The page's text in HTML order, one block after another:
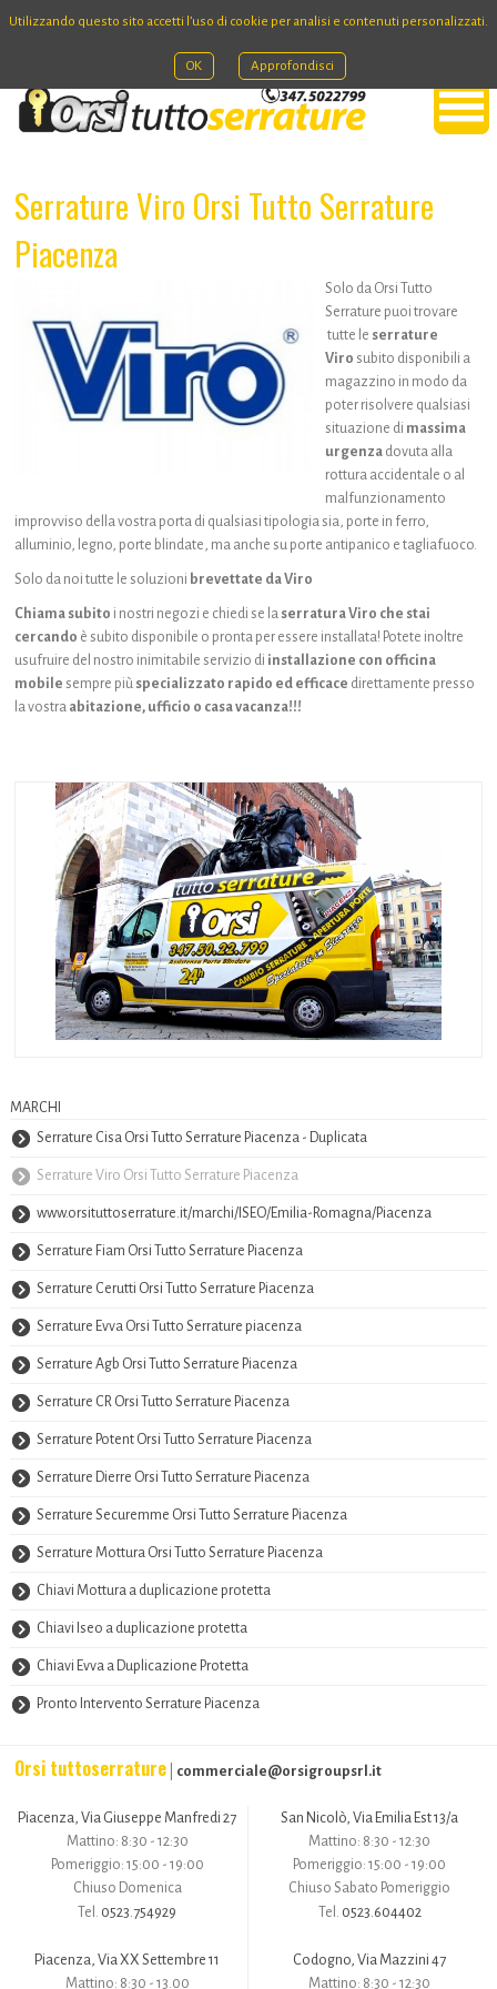
Utilizzando questo sito accetti l’uso di cookie per analisi e contenuti personalizzati.
OK Approfondisci
Serrature Viro Orsi Tutto Serrature
Piacenza
Solo da Orsi Tutto
Serrature puoi trovare
tutte le serrature
Viro subito disponibili a
magazzino in modo da
poter risolvere qualsiasi
situazione di massima
urgenza dovuta alla
rottura accidentale o al
malfunzionamento
improvviso della vostra porta di qualsiasi tipologia sia, porte in ferro,
alluminio, legno, porte blindate, ma anche su porte antipanico e tagliafuoco.
Solo da noi tutte le soluzioni brevettate daViro
Chiama subito i nostri negozi e chiedi se la serratura Viro che stai
cercando è subito disponibile o pronta per essere installata! Potete inoltre
usufruire del nostro inimitabile servizio di installazione con officina
mobile sempre più specializzato rapido ed efficace direttamente presso
la vostra abitazione, ufficio o casa vacanza!!!
MARCHI
Serrature Cisa Orsi Tutto Serrature Piacenza - Duplicata
Serrature Viro Orsi Tutto Serrature Piacenza
www.orsituttoserrature.it/marchi/ISEO/Emilia-Romagna/Piacenza
Serrature Fiam Orsi Tutto Serrature Piacenza
Serrature Cerutti Orsi Tutto Serrature Piacenza
Serrature Evva Orsi Tutto Serrature piacenza
Serrature Agb Orsi Tutto Serrature Piacenza
Serrature CR Orsi Tutto Serrature Piacenza
Serrature Potent Orsi Tutto Serrature Piacenza
Serrature Dierre Orsi Tutto Serrature Piacenza
Serrature Securemme Orsi Tutto Serrature Piacenza
Serrature Mottura Orsi Tutto Serrature Piacenza
Chiavi Mottura a duplicazione protetta
Chiavi Iseo a duplicazione protetta
Chiavi Evva a Duplicazione Protetta
Pronto Intervento Serrature Piacenza
Orsi tuttoserrature commerciale@orsigroupsrl.it
Piacenza, Via Giuseppe Manfredi 27
Mattino: 8:30 - 12:30
Pomeriggio: 15:00 - 19:00
Chiuso Domenica
Tel. 0523.754929
Piacenza, Via XX Settembre 11
Mattino: 8:30 - 13.00
San Nicolò, Via Emilia Est 13/a
Mattino: 8:30 - 12:30
Pomeriggio: 15:00 - 19:00
Chiuso Sabato Pomeriggio
Tel. 0523.604402
Codogno, Via Mazzini 47
Mattino: 8:30 - 12:30